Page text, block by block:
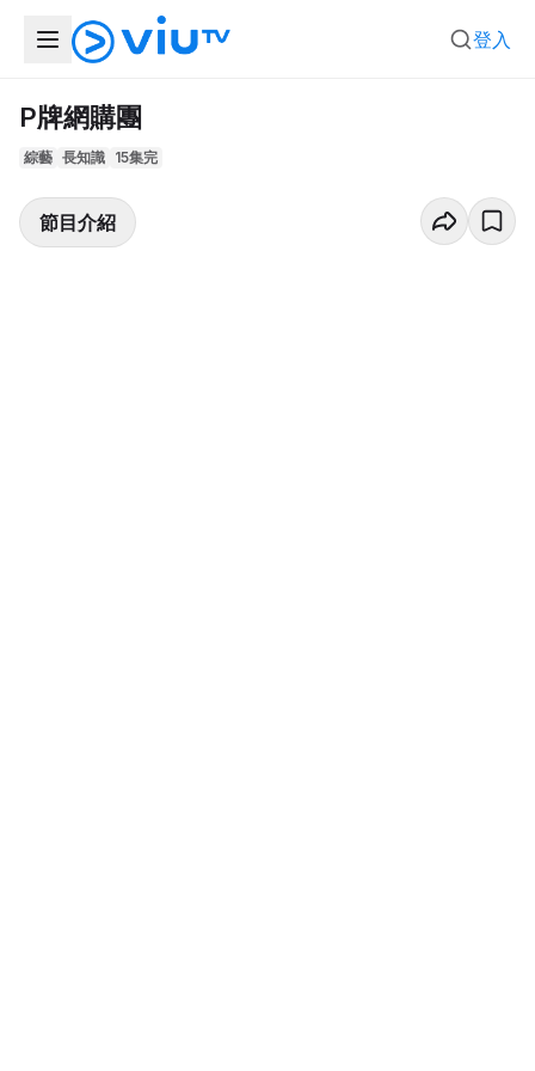
登入
P牌網購團
綜藝 長知識 15集完
節目介紹